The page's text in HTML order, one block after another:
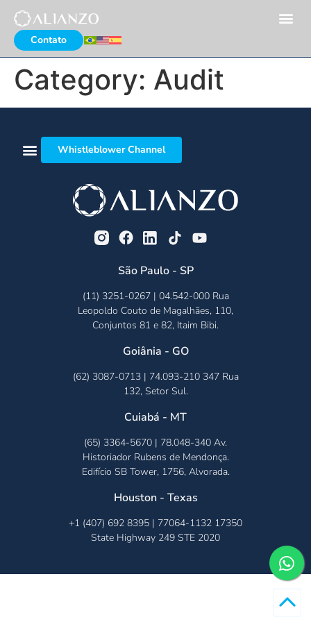
Contato
Category: Audit
Whistleblower Channel
São Paulo - SP
(11) 3251-0267 | 04.542-000 Rua
Leopoldo Couto de Magalhães, 110,
Conjuntos 81 e 82, Itaim Bibi.
Goiânia - GO
(62) 3087-0713 | 74.093-210 347 Rua
132, Setor Sul.
Cuiabá - MT
(65) 3364-5670 | 78.048-340 Av.
Historiador Rubens de Mendonça.
Edifício SB Tower, 1756, Alvorada.
Houston - Texas
+1 (407) 692 8395 | 77064-1132 17350
State Highway 249 STE 2020